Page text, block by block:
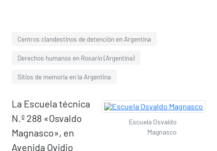
Centros clandestinos de detención en Argentina
Derechos humanos en Rosario (Argentina)
Sitios de memoria en la Argentina
Escuela Osvaldo
Magnasco
La Escuela técnica
N.º 288 «Osvaldo
Magnasco», en
Avenida Ovidio